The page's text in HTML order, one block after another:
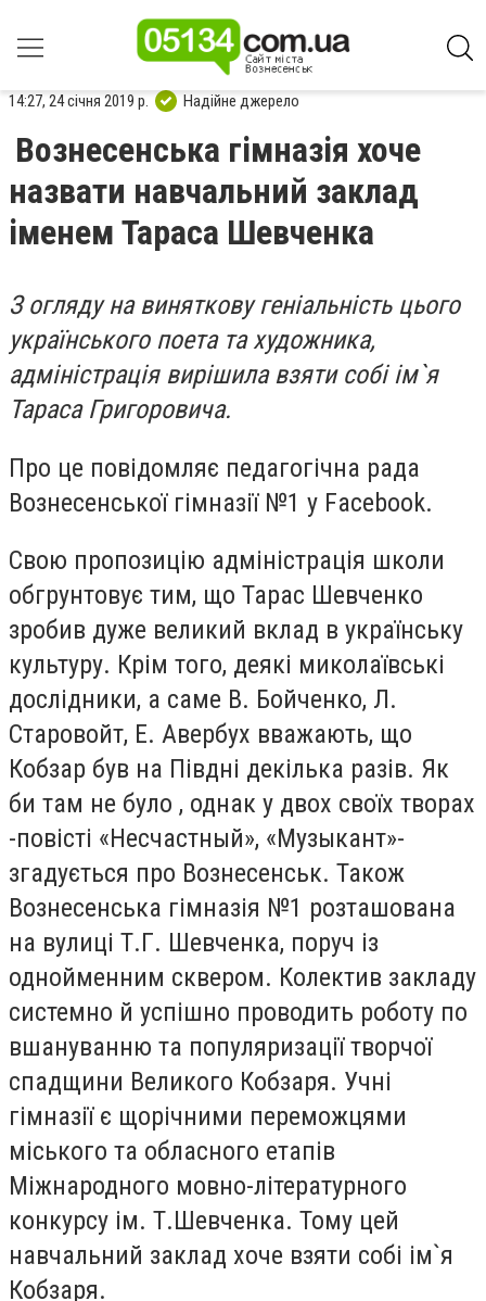
14:27, 24 січня 2019 р. Надійне джерело
Вознесенська гімназія хоче
назвати навчальний заклад
іменем Тараса Шевченка
З огляду на виняткову геніальність цього
українського поета та художника,
адміністрація вирішила взяти собі ім`я
Тараса Григоровича.
Про це повідомляє педагогічна рада
Вознесенської гімназії №1 у Facebook.
Свою пропозицію адміністрація школи
обгрунтовує тим, що Тарас Шевченко
зробив дуже великий вклад в українську
культуру. Крім того, деякі миколаївські
дослідники, а саме В. Бойченко, Л.
Старовойт, Е. Авербух вважають, що
Кобзар був на Півдні декілька разів. Як
би там не було , однак у двох своїх творах
-повісті «Несчастный», «Музыкант»-
згадується про Вознесенськ. Також
Вознесенська гімназія №1 розташована
на вулиці Т.Г. Шевченка, поруч із
однойменним сквером. Колектив закладу
системно й успішно проводить роботу по
вшануванню та популяризації творчої
спадщини Великого Кобзаря. Учні
гімназії є щорічними переможцями
міського та обласного етапів
Міжнародного мовно-літературного
конкурсу ім. Т.Шевченка. Тому цей
навчальний заклад хоче взяти собі ім`я
Кобзаря.